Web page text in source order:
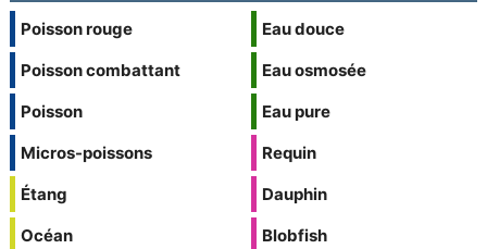
Poisson rouge
Poisson combattant
Poisson
Micros-poissons
Étang
Océan
Eau douce
Eau osmosée
Eau pure
Requin
Dauphin
Blobfish